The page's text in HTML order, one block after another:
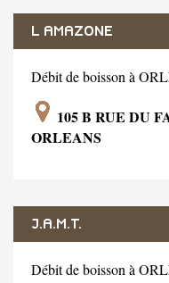
L AMAZONE
Débit de boisson à
105 B RUE DU
ORLEANS
J.A.M.T.
Débit de boisson à